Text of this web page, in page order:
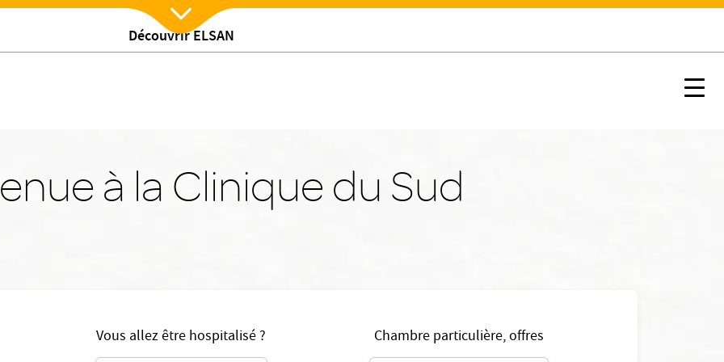
Découvrir ELSAN
Nx:Afficher menu
à la Clinique du Sud
Vous allez être hospitalisé ? Chambre particulière, offres